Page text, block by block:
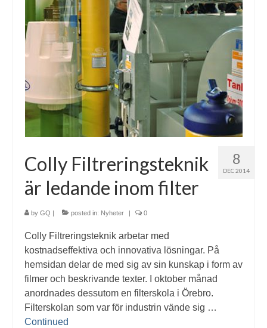
8
DEC 2014
Colly Filtreringsteknik
är ledande inom filter
by GQ | posted in: Nyheter | 0
Colly Filtreringsteknik arbetar med
kostnadseffektiva och innovativa lösningar. På
hemsidan delar de med sig av sin kunskap i form av
filmer och beskrivande texter. I oktober månad
anordnades dessutom en filterskola i Örebro.
Filterskolan som var för industrin vände sig …
Continued